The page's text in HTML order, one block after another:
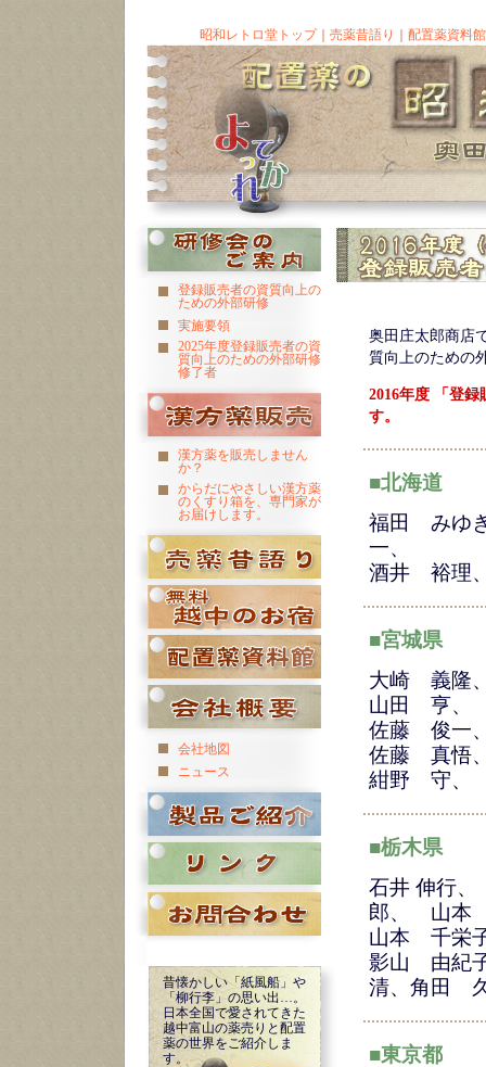
昭和レトロ堂トップ｜ 売薬昔語り 配置薬資料館
登録販売者の資質向上の
ための外部研修
実施要領
2025年度登録販売者の資
質向上のための外部研修
修了者
漢方薬を販売しません
か？
からだにやさしい漢方薬
のくすり箱を、専門家が
お届けします。
会社地図
ニュース
昔懐かしい「紙風船」や
「柳行李」の思い出…。
日本全国で愛されてきた
越中富山の薬売りと配置
薬の世界をご紹介しま
す。
奥田庄太郎商店
質向上のための
2016年度 「登
す。
■北海道
福田 みゆ
一、
酒井 裕理
■宮城県
大崎 義隆
山田 亨、
佐藤 俊一
佐藤 真
紺野 守、
■栃木県
石井 伸行
郎、 山本
山本 千栄
影山 由
清、角田
■東京都